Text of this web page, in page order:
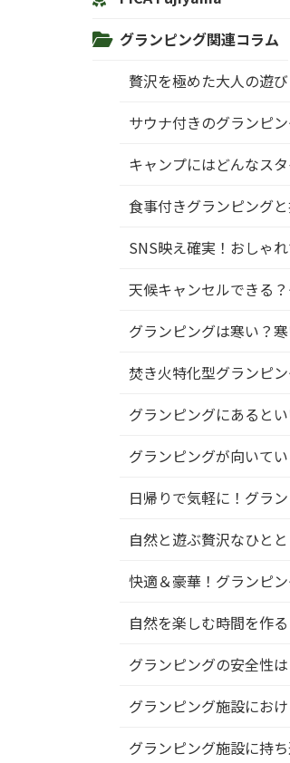
グランピング関連コラム
贅沢を極めた大人の遊
サウナ付きのグランピ
キャンプにはどんなス
食事付きグランピング
SNS映え確実！おしゃ
天候キャンセルできる
グランピングは寒い？
焚き火特化型グランピ
グランピングにあると
グランピングが向いて
日帰りで気軽に！グラ
自然と遊ぶ贅沢なひと
快適＆豪華！グランピ
自然を楽しむ時間を作
グランピングの安全性
グランピング施設にお
グランピング施設に持